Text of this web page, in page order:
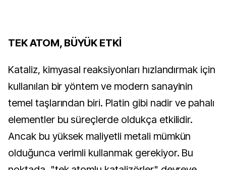
TEK ATOM, BÜYÜK ETKİ
Kataliz, kimyasal reaksiyonları hızlandırmak için
kullanılan bir yöntem ve modern sanayinin
temel taşlarından biri. Platin gibi nadir ve pahalı
elementler bu süreçlerde oldukça etkilidir.
Ancak bu yüksek maliyetli metali mümkün
olduğunca verimli kullanmak gerekiyor. Bu